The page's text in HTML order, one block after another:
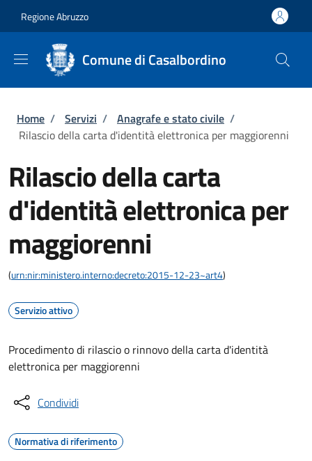
Regione Abruzzo
Comune di Casalbordino
Briciole di pane
Home / Servizi / Anagrafe e stato civile /
Rilascio della carta d'identità elettronica per maggiorenni
Rilascio della carta
d'identità elettronica per
maggiorenni
(urn:nir:ministero.interno:decreto:2015-12-23~art4)
Servizio attivo
Procedimento di rilascio o rinnovo della carta d'identità
elettronica per maggiorenni
Condividi
Normativa di riferimento